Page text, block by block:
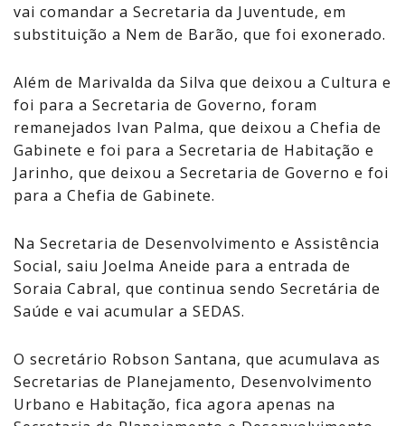
vai comandar a Secretaria da Juventude, em
substituição a Nem de Barão, que foi exonerado.
Além de Marivalda da Silva que deixou a Cultura e
foi para a Secretaria de Governo, foram
remanejados Ivan Palma, que deixou a Chefia de
Gabinete e foi para a Secretaria de Habitação e
Jarinho, que deixou a Secretaria de Governo e foi
para a Chefia de Gabinete.
Na Secretaria de Desenvolvimento e Assistência
Social, saiu Joelma Aneide para a entrada de
Soraia Cabral, que continua sendo Secretária de
Saúde e vai acumular a SEDAS.
O secretário Robson Santana, que acumulava as
Secretarias de Planejamento, Desenvolvimento
Urbano e Habitação, fica agora apenas na